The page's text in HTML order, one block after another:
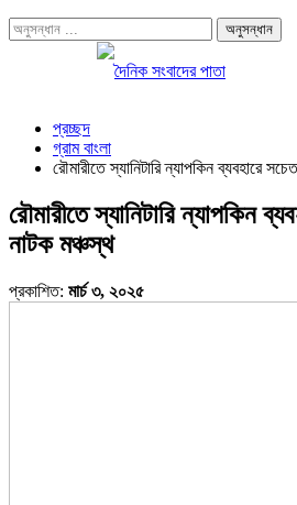
প্রচ্ছদ
গ্রাম বাংলা
রৌমারীতে স্যানিটারি ন্যাপকিন ব্যবহারে
রৌমারীতে স্যানিটারি ন্যাপকিন
নাটক মঞ্চস্থ
প্রকাশিত: মার্চ ৩, ২০২৫